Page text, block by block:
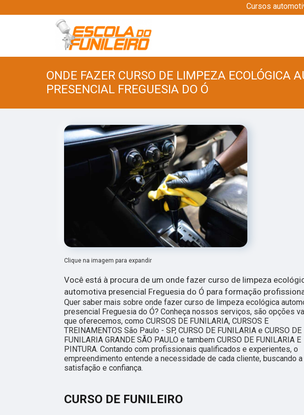
Cursos
ONDE FAZER CURSO DE LIMPEZA ECOLÓGICA
PRESENCIAL FREGUESIA DO Ó
Clique na imagem para expandir
Você está à procura de um onde fazer curso de limpeza
automotiva presencial Freguesia do Ó para formação
Quer saber mais sobre onde fazer curso de limpeza ecológica
presencial Freguesia do Ó? Conheça nossos serviços, são opções
que oferecemos, como CURSOS DE FUNILARIA, CURSOS E
TREINAMENTOS São Paulo - SP, CURSO DE FUNILARIA e CURSO DE
FUNILARIA GRANDE SÃO PAULO e tambem CURSO DE FUNILARIA E
PINTURA. Contando com profissionais qualificados e experientes, o
empreendimento entende a necessidade de cada cliente, buscando a
satisfação e confiança.
CURSO DE FUNILEIRO